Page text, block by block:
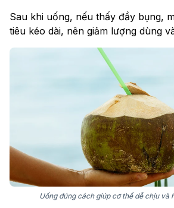
Sau khi uống, nếu thấy đầy bụng,
tiêu kéo dài, nên giảm lượng dùng
Uống đúng cách giúp cơ thể dễ chịu và